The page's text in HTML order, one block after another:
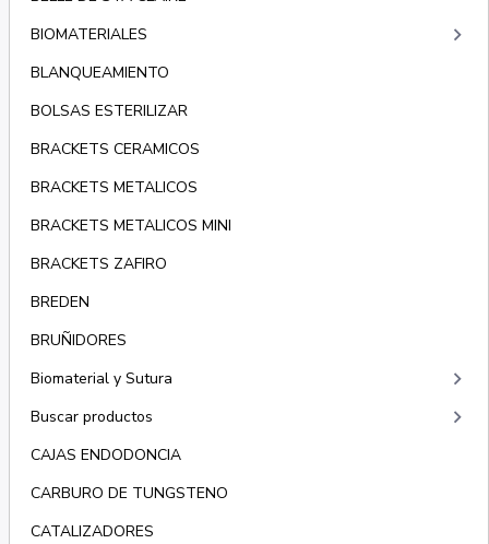
BIOMATERIALES
keyboard_arrow_right
BLANQUEAMIENTO
BOLSAS ESTERILIZAR
BRACKETS CERAMICOS
BRACKETS METALICOS
BRACKETS METALICOS MINI
BRACKETS ZAFIRO
BREDEN
BRUÑIDORES
Biomaterial y Sutura
keyboard_arrow_right
Buscar productos keyboard_arrow_right
CAJAS ENDODONCIA
CARBURO DE TUNGSTENO
CATALIZADORES